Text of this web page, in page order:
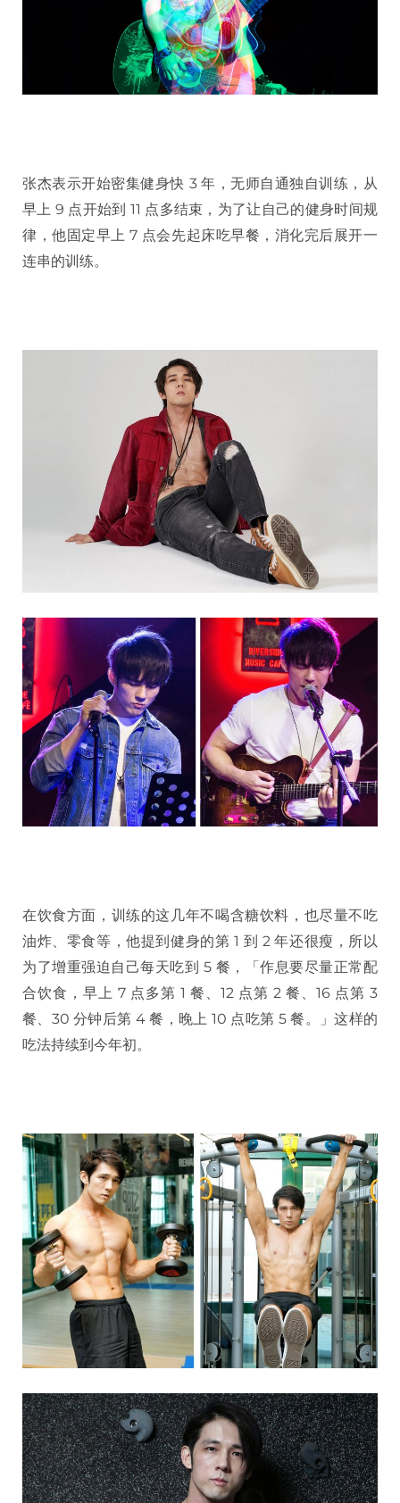
张杰表示开始密集健身快 3 年，无师自通独自训练，从
早上 9 点开始到 11 点多结束，为了让自己的健身时间规
律，他固定早上 7 点会先起床吃早餐，消化完后展开一
连串的训练。
在饮食方面，训练的这几年不喝含糖饮料，也尽量不吃
油炸、零食等，他提到健身的第 1 到 2 年还很瘦，所以
为了增重强迫自己每天吃到 5 餐，「作息要尽量正常配
合饮食，早上 7 点多第 1 餐、12 点第 2 餐、16 点第 3
餐、30 分钟后第 4 餐，晚上 10 点吃第 5 餐。」这样的
吃法持续到今年初。